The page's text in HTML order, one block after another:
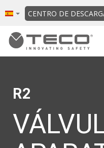
CENTRO DE
R2